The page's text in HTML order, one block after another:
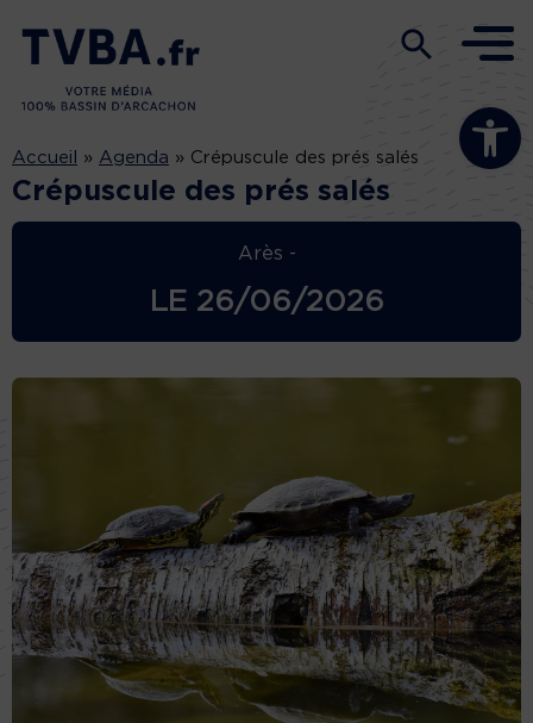
Ouvrir la
Accueil » Agenda » Crépuscule des prés salés
Crépuscule des prés salés
Arès -
LE 26/06/2026